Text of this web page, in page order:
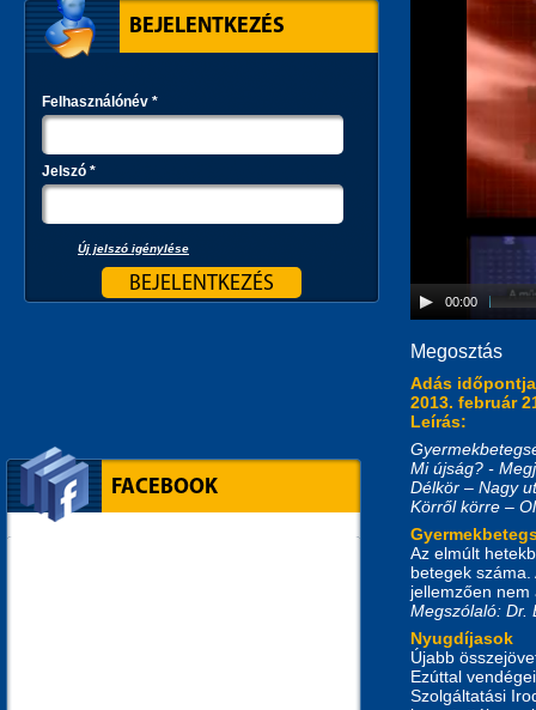
00:00
Megosztás
Adás
2013. február
Leírás:
Mi újság? -
Délkör – Nagy
Körről körre –
Az elmúlt
betegek
jellemzően
Megszólaló: Dr.
Nyugdíjasok
Újabb
Ezúttal
Szolgáltatási
BEJELENTKEZÉS
Felhasználónév *
Jelszó *
Új jelszó igénylése
FACEBOOK